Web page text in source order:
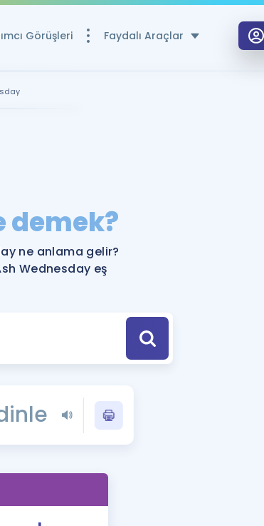
Görüşleri Faydalı Araçlar
Ücretsiz Kaynaklar
YDS ve YÖKDİL için Ücretsiz Kaynaklar
YDS ve YÖKDİL Puan Hesaplama Aracı
YDS ve YÖKDİL'e Hazırlananlar için Öneriler
Eğitim ve Kitaplara Özel Fırsatlar
YDS - YÖKDİL Tüm Sınavlarla İlgili Haberler
İngilizce Gramer
İngilizce Gramer ve Konu Anlatımı
Remzi Hoca ile seni sınava
demek?
ne anlama gelir?
Wednesday eş